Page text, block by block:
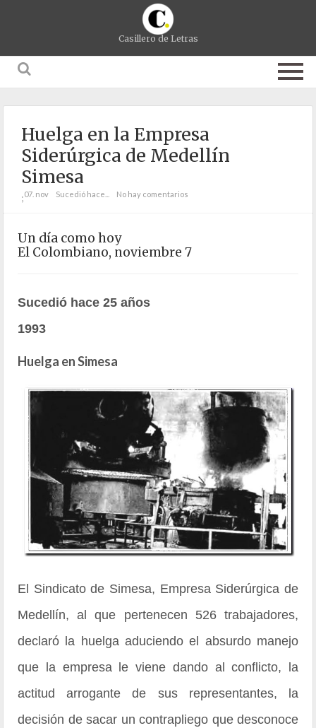
Casillero de Letras
Huelga en la Empresa
Siderúrgica de Medellín
Simesa
;07. nov Sucedió hace... No hay comentarios
Un día como hoy
El Colombiano, noviembre 7
Sucedió hace 25 años
1993
Huelga en Simesa
El Sindicato de Simesa, Empresa Siderúrgica de
Medellín, al que pertenecen 526 trabajadores,
declaró la huelga aduciendo el absurdo manejo
que la empresa le viene dando al conflicto, la
actitud arrogante de sus representantes, la
decisión de sacar un contrapliego que desconoce